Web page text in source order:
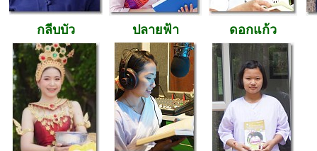
กลีบบัว ปลายฟ้า ดอกแก้ว